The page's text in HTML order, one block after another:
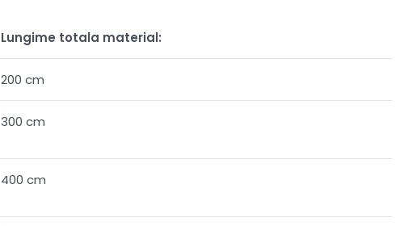
Lungime totala material:
200 cm
300 cm
400 cm